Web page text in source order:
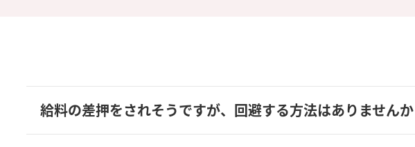
給料の差押をされそうですが、回避する方法はありませんか